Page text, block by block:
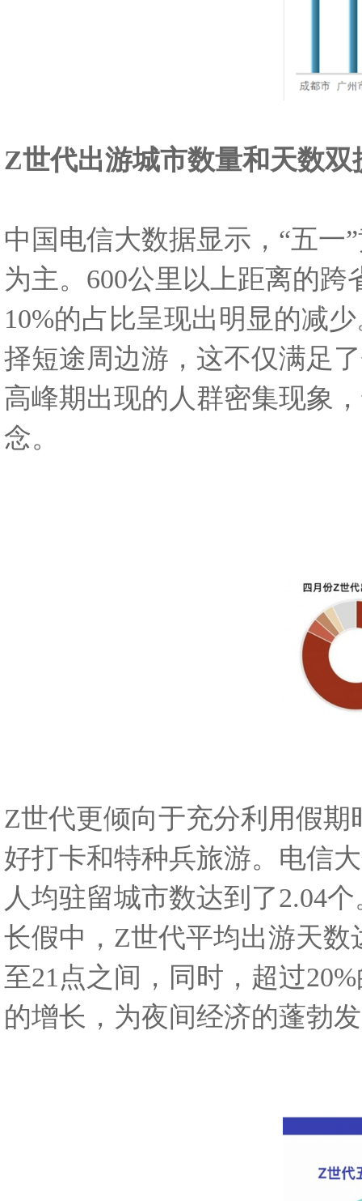
Z世代出游城市数量和天数
中国电信大数据显示，“五一
为主。600公里以上距离的
10%的占比呈现出明显的减
择短途周边游，这不仅满足
高峰期出现的人群密集现象
念。
Z世代更倾向于充分利用假
好打卡和特种兵旅游。电信
人均驻留城市数达到了2.04
长假中，Z世代平均出游天数
至21点之间，同时，超过
的增长，为夜间经济的蓬勃